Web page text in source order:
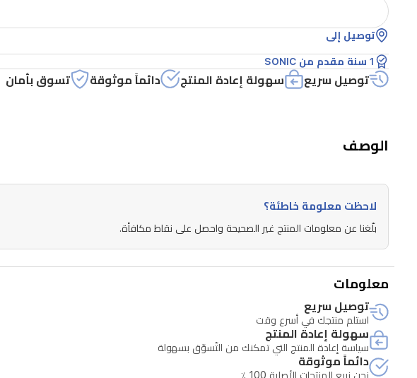
توصيل إلى
1 سنة مقدم من SONIC
توصيل سريع سهولة إعادة المنتج دائماً موثوقة تسوق بأمان
الوصف
لاحظت معلومة خاطئة؟
بلّغنا عن معلومات المنتج غير الصحيحة واحصل على نقاط مكافأة.
معلومات
توصيل سريع
استلم منتجك في أسرع وقت
سهولة إعادة المنتج
سياسة إعادة المنتج التي تمكنك من التّسوّق بسهولة
دائماً موثوقة
نحن نبيع المنتجات الأصلية 100 ٪